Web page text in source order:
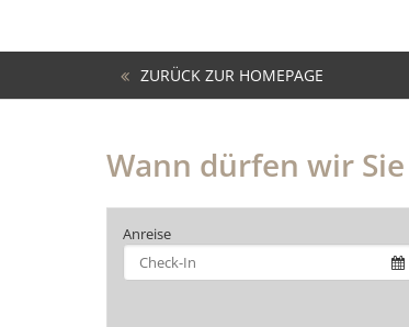
ZURÜCK ZUR HOMEPAGE
Wann dürfen wir
Anreise